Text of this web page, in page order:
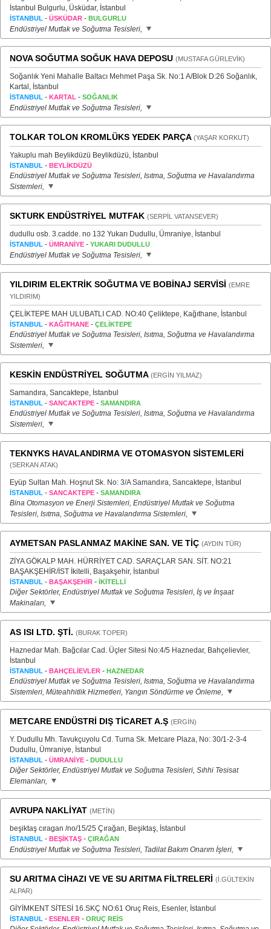
İstanbul Bulgurlu, Üsküdar, İstanbul
İSTANBUL - ÜSKÜDAR - BULGURLU
Endüstriyel Mutfak ve Soğutma Tesisleri,
NOVA SOĞUTMA SOĞUK HAVA DEPOSU (MUSTAFA GÜRLEVİK)
Soğanlık Yeni Mahalle Baltacı Mehmet Paşa Sk. No:1 A/Blok D:26 Soğanlık,
Kartal, İstanbul
İSTANBUL - KARTAL - SOĞANLIK
Endüstriyel Mutfak ve Soğutma Tesisleri,
TOLKAR TOLON KROMLÜKS YEDEK PARÇA (YAŞAR KORKUT)
Yakuplu mah Beylikdüzü Beylikdüzü, İstanbul
İSTANBUL - BEYLİKDÜZÜ
Endüstriyel Mutfak ve Soğutma Tesisleri, Isıtma, Soğutma ve Havalandırma
Sistemleri,
SKTURK ENDÜSTRİYEL MUTFAK (SERPİL VATANSEVER)
dudullu osb. 3.cadde. no 132 Yukarı Dudullu, Ümraniye, İstanbul
İSTANBUL - ÜMRANİYE - YUKARI DUDULLU
Endüstriyel Mutfak ve Soğutma Tesisleri,
YILDIRIM ELEKTRİK SOĞUTMA VE BOBİNAJ SERVİSİ (EMRE
YILDIRIM)
ÇELİKTEPE MAH ULUBATLI CAD. NO:40 Çeliktepe, Kağıthane, İstanbul
İSTANBUL - KAĞITHANE - ÇELİKTEPE
Endüstriyel Mutfak ve Soğutma Tesisleri, Isıtma, Soğutma ve Havalandırma
Sistemleri,
KESKİN ENDÜSTRİYEL SOĞUTMA (ERGİN YILMAZ)
Samandıra, Sancaktepe, İstanbul
İSTANBUL - SANCAKTEPE - SAMANDIRA
Endüstriyel Mutfak ve Soğutma Tesisleri, Isıtma, Soğutma ve Havalandırma
Sistemleri,
TEKNYKS HAVALANDIRMA VE OTOMASYON SİSTEMLERİ
(SERKAN ATAK)
Eyüp Sultan Mah. Hoşnut Sk. No: 3/A Samandıra, Sancaktepe, İstanbul
İSTANBUL - SANCAKTEPE - SAMANDIRA
Bina Otomasyon ve Enerji Sistemleri, Endüstriyel Mutfak ve Soğutma
Tesisleri, Isıtma, Soğutma ve Havalandırma Sistemleri,
AYMETSAN PASLANMAZ MAKİNE SAN. VE TİÇ (AYDIN TÜR)
ZİYA GÖKALP MAH. HÜRRİYET CAD. SARAÇLAR SAN. SİT. NO:21
BAŞAKŞEHİR/İST İkitelli, Başakşehir, İstanbul
İSTANBUL - BAŞAKŞEHİR - İKİTELLİ
Diğer Sektörler, Endüstriyel Mutfak ve Soğutma Tesisleri, İş ve İnşaat
Makinaları,
AS ISI LTD. ŞTİ. (BURAK TOPER)
Haznedar Mah. Bağcılar Cad. Üçler Sitesi No:4/5 Haznedar, Bahçelievler,
İstanbul
İSTANBUL - BAHÇELİEVLER - HAZNEDAR
Endüstriyel Mutfak ve Soğutma Tesisleri, Isıtma, Soğutma ve Havalandırma
Sistemleri, Müteahhitlik Hizmetleri, Yangın Söndürme ve Önleme,
METCARE ENDÜSTRİ DIŞ TİCARET A.Ş (ERGİN)
Y. Dudullu Mh. Tavukçuyolu Cd. Turna Sk.​ Metcare Plaza, No: 30/1-2-3-4
Dudullu, Ümraniye, İstanbul
İSTANBUL - ÜMRANİYE - DUDULLU
Diğer Sektörler, Endüstriyel Mutfak ve Soğutma Tesisleri, Sıhhi Tesisat
Elemanları,
AVRUPA NAKLİYAT (METİN)
beşiktaş cıragan /no/15/25 Çırağan, Beşiktaş, İstanbul
İSTANBUL - BEŞİKTAŞ - ÇIRAĞAN
Endüstriyel Mutfak ve Soğutma Tesisleri, Tadilat Bakım Onarım İşleri,
SU ARITMA CİHAZI VE VE SU ARITMA FİLTRELERİ (İ.GÜLTEKİN
ALPAR)
GİYİMKENT SİTESİ 16.SKÇ NO:61 Oruç Reis, Esenler, İstanbul
İSTANBUL - ESENLER - ORUÇ REİS